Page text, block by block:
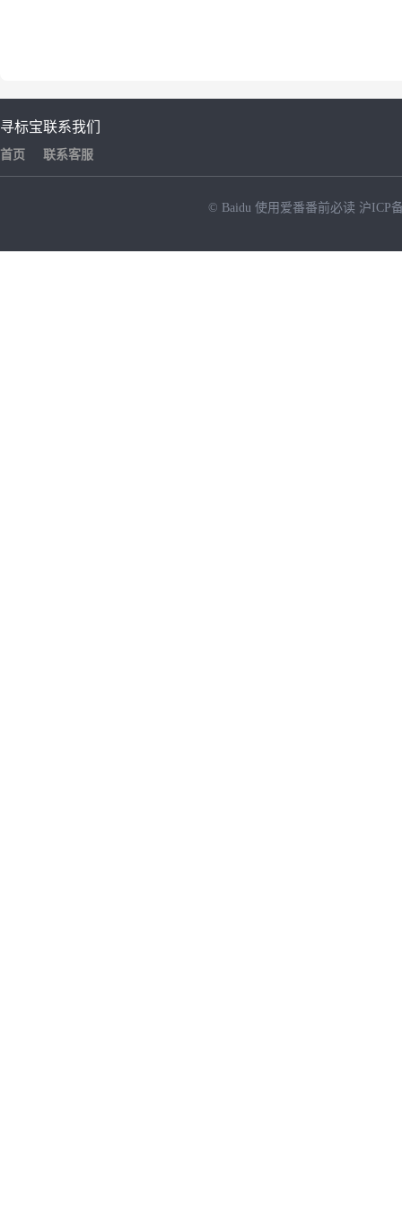
寻标宝
首页
联系我们
联系客服
© Baidu 使用爱番番前必读 沪ICP